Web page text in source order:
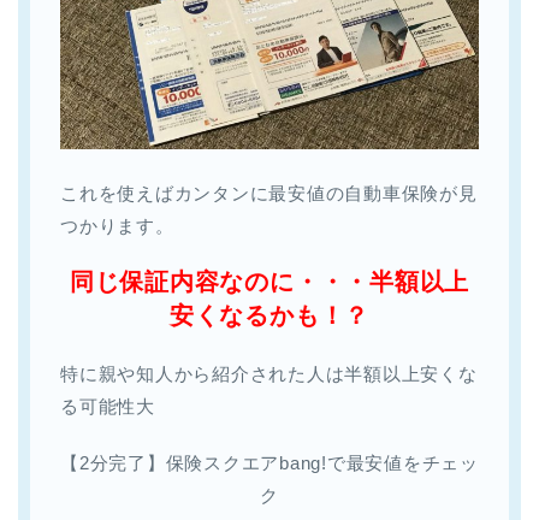
これを使えばカンタンに最安値の自動車保険が見
つかります。
同じ保証内容なのに・・・半額以上
安くなるかも！？
特に親や知人から紹介された人は半額以上安くな
る可能性大
【2分完了】保険スクエアbang!で最安値をチェッ
ク